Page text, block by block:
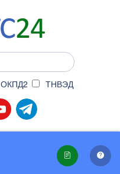
ОКПД2 ТНВЭД